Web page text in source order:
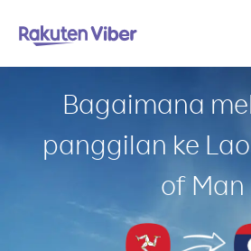
Bagaimana
panggilan ke
of Man